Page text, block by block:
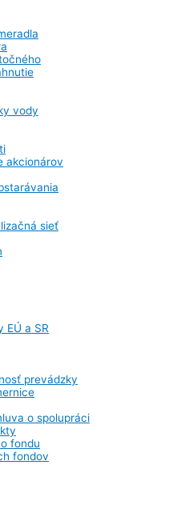
vody
akcionárov
sieť
EÚ a SR
prevádzky
o spolupráci
fondu
fondov